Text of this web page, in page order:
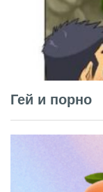
Гей и порно